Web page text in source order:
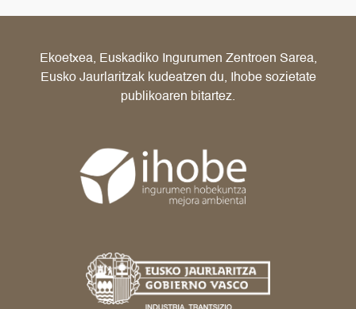
Ekoetxea, Euskadiko Ingurumen Zentroen Sarea,
Eusko Jaurlaritzak kudeatzen du, Ihobe sozietate
publikoaren bitartez.